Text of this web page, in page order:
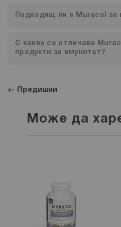
Подходящ ли е Muracol за
С какво се отличава
продукти за имунитет?
← Предишни
Може да